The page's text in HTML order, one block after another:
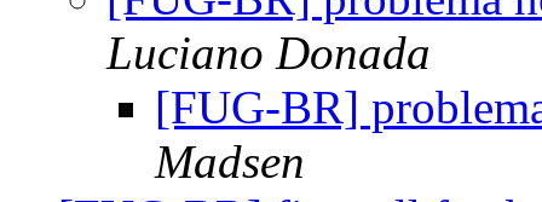
Luciano Donada
[FUG-BR]
Madsen